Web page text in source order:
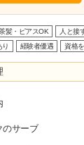
髪・ピアスOK 人と接
り 経験者優遇 資格
のサーブ